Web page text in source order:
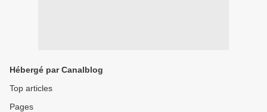
Hébergé par Canalblog
Top articles
Pages